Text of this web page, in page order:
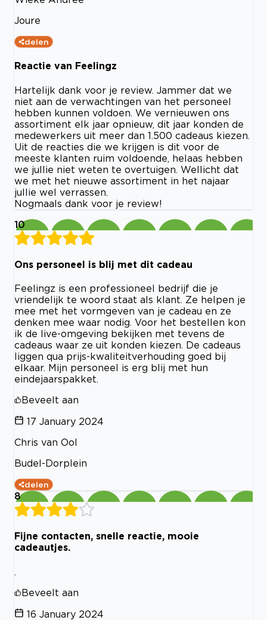
Joure
delen
Reactie van Feelingz
Hartelijk dank voor je review. Jammer dat we
niet aan de verwachtingen van het personeel
hebben kunnen voldoen. We vernieuwen ons
assortiment elk jaar opnieuw, dit jaar konden de
medewerkers uit meer dan 1.500 cadeaus kiezen.
Uit de reacties die we krijgen is dit voor de
meeste klanten ruim voldoende, helaas hebben
we jullie niet weten te overtuigen. Wellicht dat
we met het nieuwe assortiment in het najaar
jullie wel verrassen.
Nogmaals dank voor je review!
10
Ons personeel is blij met dit cadeau
Feelingz is een professioneel bedrijf die je
vriendelijk te woord staat als klant. Ze helpen je
mee met het vormgeven van je cadeau en ze
denken mee waar nodig. Voor het bestellen kon
ik de live-omgeving bekijken met tevens de
cadeaus waar ze uit konden kiezen. De cadeaus
liggen qua prijs-kwaliteitverhouding goed bij
elkaar. Mijn personeel is erg blij met hun
eindejaarspakket.
Beveelt aan
17 January 2024
Chris van Ool
Budel-Dorplein
delen
8
Fijne contacten, snelle reactie, mooie
cadeautjes.
.
Beveelt aan
16 January 2024